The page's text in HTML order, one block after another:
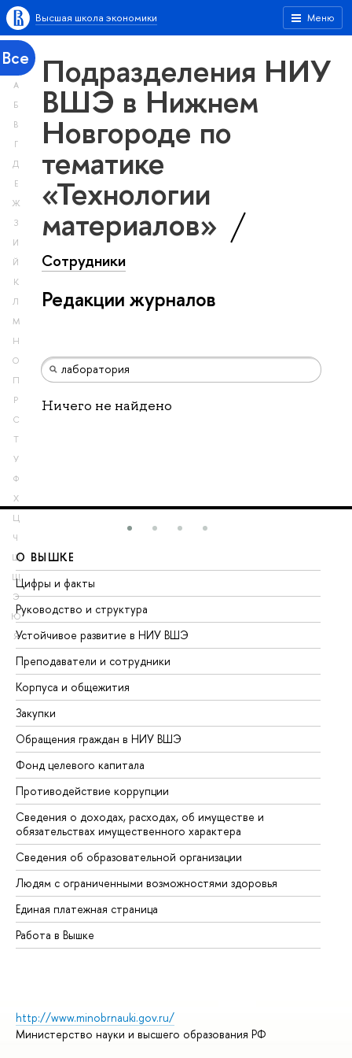
Меню
Высшая школа экономики
Все
А
Б
В
Г
Д
Е
Ж
З
И
Й
К
Л
М
Н
О
П
Р
С
Т
У
Ф
Х
Ц
Ч
Ш
Щ
Э
Ю
Я
Подразделения НИУ
ВШЭ в Нижнем
Новгороде по
тематике
«Технологии
материалов»
Сотрудники
Редакции журналов
Ничего не найдено
О ВЫШКЕ
Цифры и факты
Руководство и структура
Устойчивое развитие в НИУ ВШЭ
Преподаватели и сотрудники
Корпуса и общежития
Закупки
Обращения граждан в НИУ ВШЭ
Фонд целевого капитала
Противодействие коррупции
Сведения о доходах, расходах, об имуществе и
обязательствах имущественного характера
Сведения об образовательной организации
Людям с ограниченными возможностями здоровья
Единая платежная страница
Работа в Вышке
http://www.minobrnauki.gov.ru/
Министерство науки и высшего образования РФ